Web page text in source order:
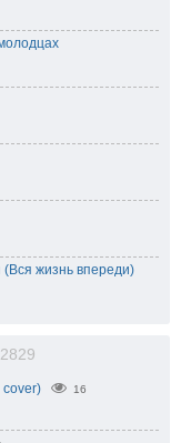
жизнь впереди)
2829
cover) 16